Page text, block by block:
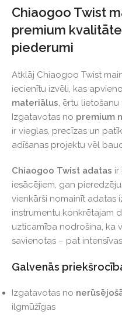
Chiaogoo Twist
premium
piederumi
Atklāj Chiaogoo Twist
iecienītu izvēli, kas apvieno
materiālus, ērtu lietošanu
Izgatavotas no premium
ir vieglas, precīzas un
adīšanas projektu vēl
Chiaogoo Twist adatas ir
iesācējiem, gan
vienkārši nomainīt adatas
instrumentu konkrētajam
uzticamība nodrošina, ka
savienotas – pat
Galvenās
Izgatavotas no
ilgmūžīgas